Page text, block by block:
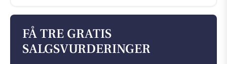
FÅ TRE GRATIS
SALGSVURDERINGER